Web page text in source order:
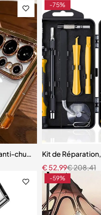
chute à coussin d'air aux
-75%
Kit de
€208,41
€ 52,99
-59%